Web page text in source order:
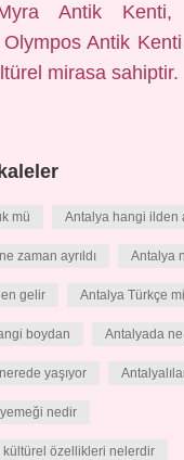
Antik Kenti,
Olympos Antik
mirasa sahiptir.
mü Antalya hangi ilden
zaman ayrıldı Antalya
gelir Antalya Türkçe mi
boydan Antalyada
yaşıyor
nedir
kültürel özellikleri nelerdir